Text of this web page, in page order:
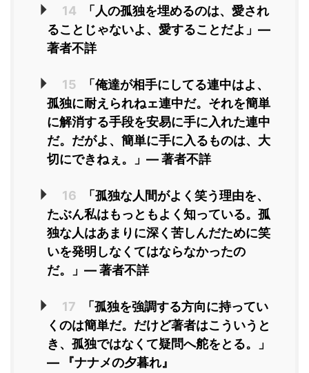
14
「人の孤独を埋めるのは、愛され
ることじゃないよ、愛することだよ」―
著者不詳
15
「俺達が相手にしてる連中はよ、
孤独に耐えられねェ連中だ。それを簡単
に解消する手段を安易に手に入れた連中
だ。だがよ、簡単に手に入るものは、大
切にできねぇ。」― 著者不詳
16
「孤独な人間がよく笑う理由を、
たぶん私はもっともよく知っている。孤
独な人はあまりに深く苦しんだために笑
いを発明しなくてはならなかったの
だ。」― 著者不詳
17
「孤独を強調する方向に持ってい
くのは簡単だ。だけど著者はこういうと
き、孤独ではなくて疑問へ舵をとる。」
― 『ナナメの夕暮れ』